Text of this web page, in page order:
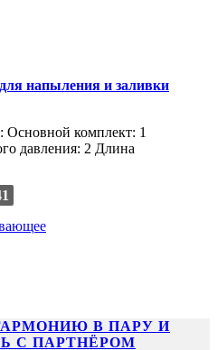
напыления и заливки
Основной комплект: 1
давления: 2 Длина
В ПАРУ И
С ПАРТНЁРОМ